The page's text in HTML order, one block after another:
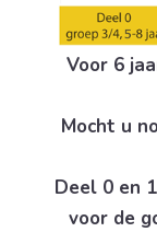
Voor 6
Mocht u
Deel 0 en
voor de